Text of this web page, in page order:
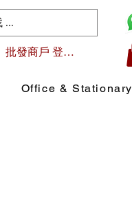
批發商戶 登入/註冊
Office & Stationary